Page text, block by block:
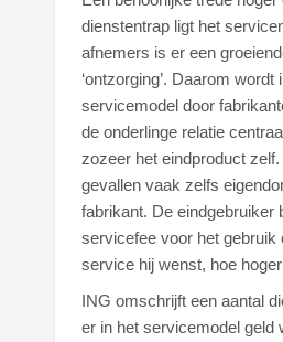
dienstentrap ligt het
afnemers is er een
‘ontzorging’. Daarom wordt
servicemodel door
de onderlinge relatie
zozeer het eindproduct
gevallen vaak zelfs
fabrikant. De eindgebruiker
servicefee voor het gebruik
service hij wenst, hoe
ING omschrijft een aantal
er in het servicemodel geld